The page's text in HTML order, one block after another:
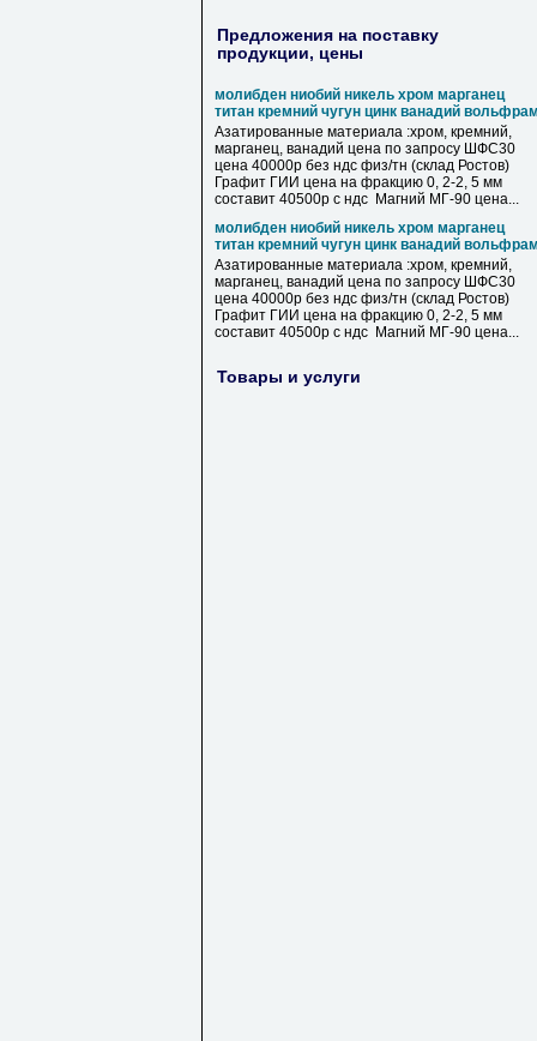
Предложения на поставку
продукции, цены
молибден ниобий никель хром марганец
титан кремний чугун цинк ванадий
Азатированные материала :хром, кремний,
марганец, ванадий цена по запросу ШФС30
цена 40000р без ндс физ/тн (склад Ростов)
Графит ГИИ цена на фракцию 0, 2-2, 5 мм
составит 40500р с ндс Магний МГ-90 цена...
молибден ниобий никель хром марганец
титан кремний чугун цинк ванадий
Азатированные материала :хром, кремний,
марганец, ванадий цена по запросу ШФС30
цена 40000р без ндс физ/тн (склад Ростов)
Графит ГИИ цена на фракцию 0, 2-2, 5 мм
составит 40500р с ндс Магний МГ-90 цена...
Товары и услуги